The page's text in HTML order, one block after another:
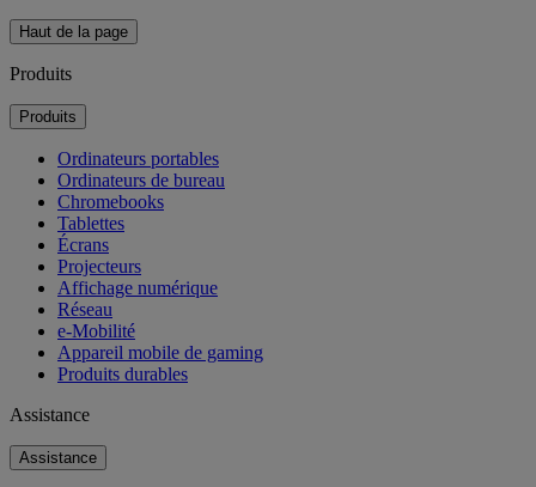
Haut de la page
Produits
Produits
Ordinateurs portables
Ordinateurs de bureau
Chromebooks
Tablettes
Écrans
Projecteurs
Affichage numérique
Réseau
e-Mobilité
Appareil mobile de gaming
Produits durables
Assistance
Assistance